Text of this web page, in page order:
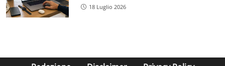
18 Luglio 2026